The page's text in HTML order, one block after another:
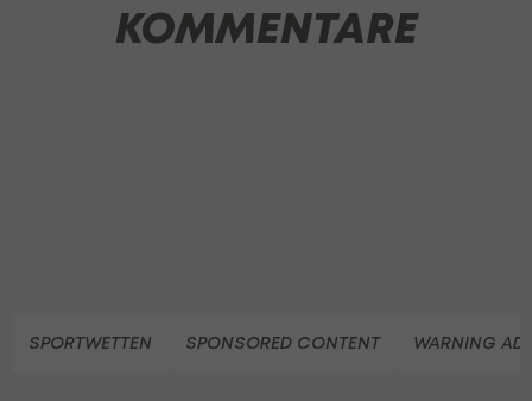
KOMMENTARE
SPORTWETTEN SPONSORED CONTENT WARNING